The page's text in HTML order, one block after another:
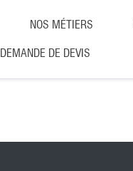
NOS MÉTIERS
DEMANDE DE DEVIS